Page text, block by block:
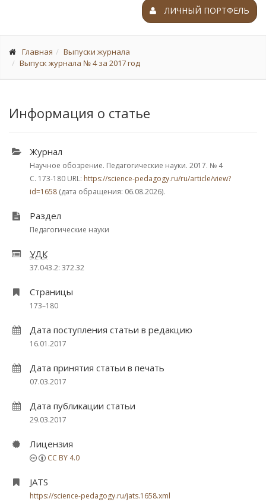
ЛИЧНЫЙ ПОРТФЕЛЬ
Главная
Выпуски журнала
Выпуск журнала № 4 за 2017 год
Информация о статье
Журнал
Научное обозрение. Педагогические науки. 2017. № 4
С. 173-180 URL: https://science-pedagogy.ru/ru/article/view?
id=1658 (дата обращения: 06.08.2026).
Раздел
Педагогические науки
УДК
37.043.2: 372.32
Страницы
173–180
Дата поступления статьи в редакцию
16.01.2017
Дата принятия статьи в печать
07.03.2017
Дата публикации статьи
29.03.2017
Лицензия
CC BY 4.0
JATS
https://science-pedagogy.ru/jats.1658.xml